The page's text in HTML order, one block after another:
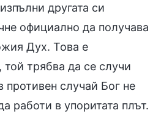
другата си
официално да получава
Дух. Това е
трябва да се случи
противен случай Бог не
работи в упоритата плът.